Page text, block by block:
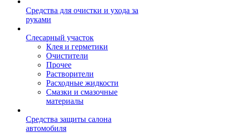
Средства для очистки и ухода за
руками
Слесарный участок
Клея и герметики
Очистители
Прочее
Растворители
Расходные жидкости
Смазки и смазочные
материалы
Средства защиты салона
автомобиля